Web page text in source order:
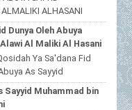
ALHASANI
Sayyid
Dunya Oleh Abuya
Al Maliki Al Hasani
Ya Sa'dana Fid
As Sayyid
Al Hasani ra. Qoshidah
Sayyid Muhammad bin